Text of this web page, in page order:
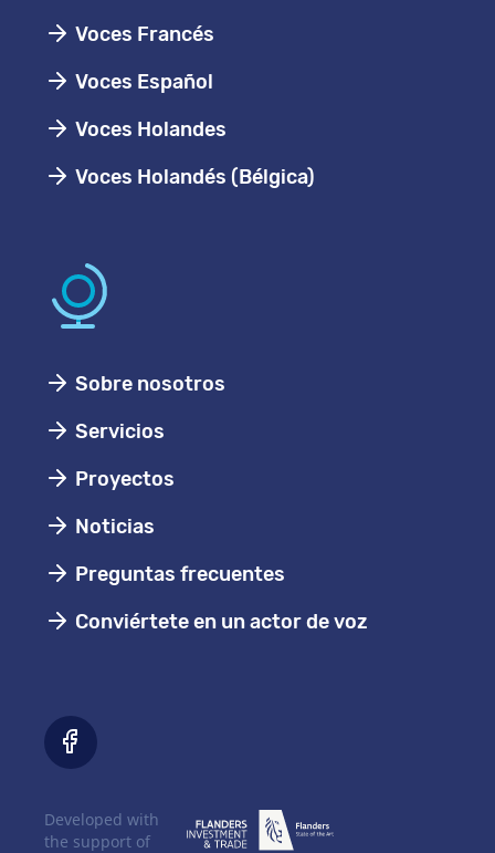
Voces Francés
Voces Español
Voces Holandes
Voces Holandés (Bélgica)
Sobre nosotros
Servicios
Proyectos
Noticias
Preguntas frecuentes
Conviértete en un actor de voz
Developed with
the support of